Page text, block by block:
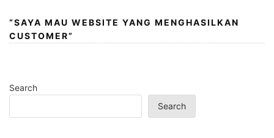
“SAYA MAU WEBSITE YANG MENGHASILKAN
CUSTOMER”
Search
Search